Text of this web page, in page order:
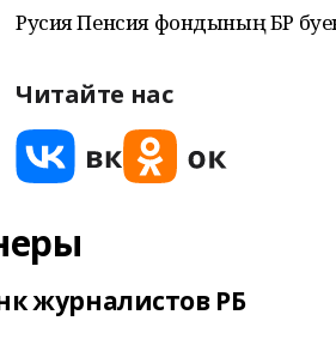
Русия Пенсия фондының БР
Читайте нас
журналистов РБ